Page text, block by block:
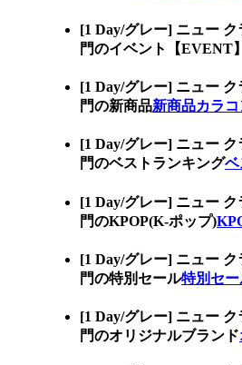
[1 Day/グレー] ニュー
門のイベント【EVENT】
[1 Day/グレー] ニュー
門の新商品新商品カラコ
[1 Day/グレー] ニュー
門のベストランキングベ
[1 Day/グレー] ニュー
門のKPOP(K-ポップ)
[1 Day/グレー] ニュー
門の特別セール特別セ
[1 Day/グレー] ニュー
門のオリジナルブランド